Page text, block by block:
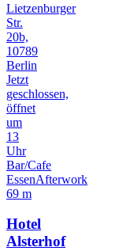
Lietzenburger
Str.
20b,
10789
Berlin
Jetzt
geschlossen,
öffnet
um
13
Uhr
Bar/Cafe
EssenAfterwork
69 m
Hotel
Alsterhof